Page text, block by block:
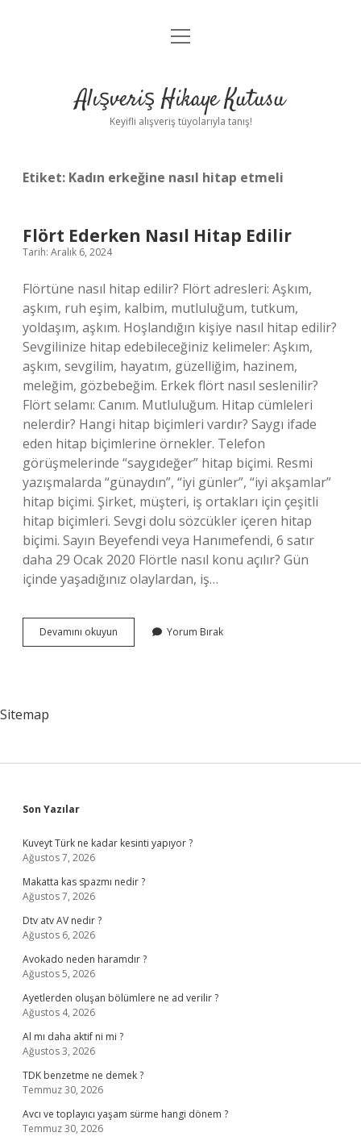
Anasayfa
Yasal Uyarı
menüyü
Alışveriş Hikaye Kutusu
Keyifli alışveriş tüyolarıyla tanış!
Etiket: Kadın erkeğine nasıl hitap etmeli
Flört Ederken Nasıl Hitap Edilir
Tarih: Aralık 6, 2024
Flörtüne nasıl hitap edilir? Flört adresleri: Aşkım,
aşkım, ruh eşim, kalbim, mutluluğum, tutkum,
yoldaşım, aşkım. Hoşlandığın kişiye nasıl hitap edilir?
Sevgilinize hitap edebileceğiniz kelimeler: Aşkım,
aşkım, sevgilim, hayatım, güzelliğim, hazinem,
meleğim, gözbebeğim. Erkek flört nasıl seslenilir?
Flört selamı: Canım. Mutluluğum. Hitap cümleleri
nelerdir? Hangi hitap biçimleri vardır? Saygı ifade
eden hitap biçimlerine örnekler. Telefon
görüşmelerinde “saygıdeğer” hitap biçimi. Resmi
yazışmalarda “günaydın”, “iyi günler”, “iyi akşamlar”
hitap biçimi. Şirket, müşteri, iş ortakları için çeşitli
hitap biçimleri. Sevgi dolu sözcükler içeren hitap
biçimi. Sayın Beyefendi veya Hanımefendi, 6 satır
daha 29 Ocak 2020 Flörtle nasıl konu açılır? Gün
içinde yaşadığınız olaylardan, iş…
Devamını okuyun
Ederken
Yorum Bırak
Sitemap
Sidebar
Son Yazılar
Kuveyt Türk ne kadar kesinti yapıyor ?
Ağustos 7, 2026
Makatta kas spazmı nedir ?
Ağustos 7, 2026
Dtv atv AV nedir ?
Ağustos 6, 2026
Avokado neden haramdır ?
Ağustos 5, 2026
Ayetlerden oluşan bölümlere ne ad verilir ?
Ağustos 4, 2026
Al mı daha aktif ni mi ?
Ağustos 3, 2026
TDK benzetme ne demek ?
Temmuz 30, 2026
Avcı ve toplayıcı yaşam sürme hangi dönem ?
Temmuz 30, 2026